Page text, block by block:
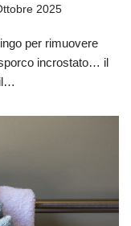
2025
per rimuovere
incrostato… il